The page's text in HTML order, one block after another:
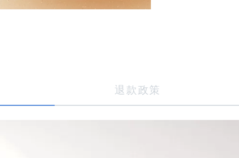
退款政策